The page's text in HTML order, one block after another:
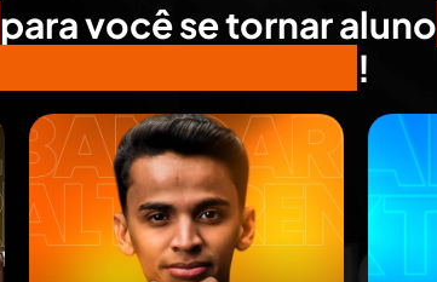
para você se tornar aluno
!